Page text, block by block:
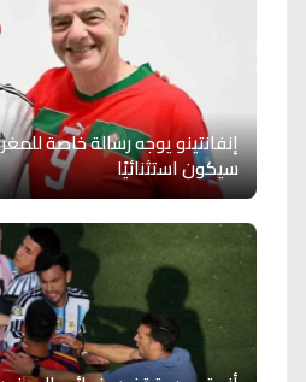
سيكون استثنائيًا